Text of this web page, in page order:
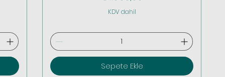
KDV dahil
Sepete Ekle